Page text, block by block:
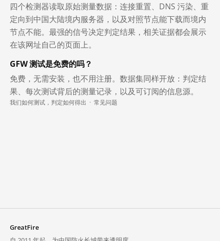
四个检测器读取原始测量数据：连接重置、DNS 污染、重
定向到中国大陆境内服务器，以及对照节点能下载而境内
节点不能。最强的信号决定判定结果，相关证据都会展示
在该网址自己的页面上。
GFW 测试是免费的吗？
免费，无需安装，也不用注册。数据集同样开放：判定结
果、每次测试背后的测量记录，以及可订阅的信息源。
我们如何测试，判定如何得出 · 常见问题
GreatFire